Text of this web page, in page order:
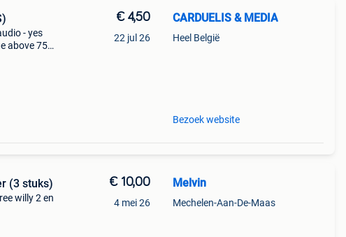
- yes
above 75
€ 4,50
22 jul 26
CARDUELIS & MEDIA
Heel België
Bezoek website
(3 stuks)
willy 2 en
€ 10,00
4 mei 26
Melvin
Mechelen-Aan-De-Maas